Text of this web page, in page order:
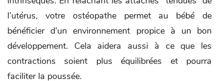
l’utérus, votre ostéopathe permet au bébé de
bénéficier d’un environnement propice à un bon
développement. Cela aidera aussi à ce que les
contractions soient plus équilibrées et pourra
faciliter la poussée.